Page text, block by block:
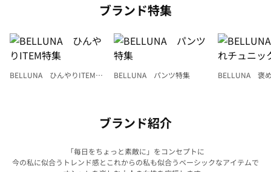
ブランド特集
BELLUNA ひんやりITEM特
BELLUNA パンツ特集
BELLUNA 褒
ブランド紹介
「毎日をちょっと素敵に」をコンセプトに
今の私に似合うトレンド感とこれからの私も似合うベーシックなアイテムで